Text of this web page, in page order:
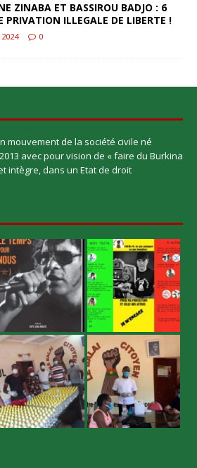
ZINABA ET BASSIROU BADJO : 6
PRIVATION ILLEGALE DE LIBERTE !
0
mouvement de la société civile né
avec pour vision de « faire du Burkina
intègre, dans un Etat de droit